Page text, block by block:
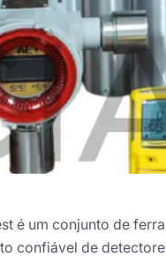
é um conjunto de
confiável de